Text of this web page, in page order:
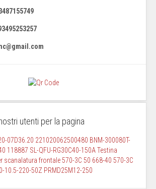
utenti per la pagina
07D36.20 221020062500480 BNM-300080T-
118887 SL-QFU-RG30C40-150A Testina
scanalatura frontale 570-3C 50 668-40 570-3C
10.5-220-50Z PRMD25M12-250